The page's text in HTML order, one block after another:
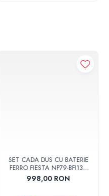
SET CADA DUS CU BATERIE
FERRO FIESTA NP79-BFI13U
CROM
998,00 RON